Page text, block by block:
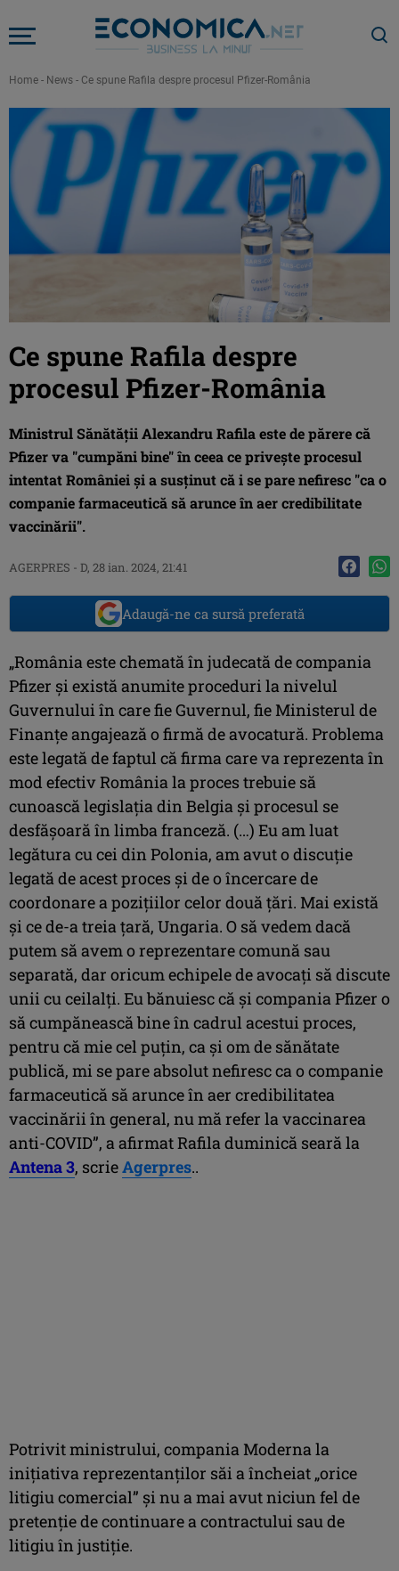
Home - News - Ce spune Rafila despre procesul Pfizer-România
Ce spune Rafila despre
procesul Pfizer-România
Ministrul Sănătăţii Alexandru Rafila este de părere că
Pfizer va "cumpăni bine" în ceea ce priveşte procesul
intentat României şi a susţinut că i se pare nefiresc "ca o
companie farmaceutică să arunce în aer credibilitate
vaccinării".
AGERPRES - D, 28 ian. 2024, 21:41
Adaugă-ne ca sursă preferată
„România este chemată în judecată de compania
Pfizer şi există anumite proceduri la nivelul
Guvernului în care fie Guvernul, fie Ministerul de
Finanţe angajează o firmă de avocatură. Problema
este legată de faptul că firma care va reprezenta în
mod efectiv România la proces trebuie să
cunoască legislaţia din Belgia şi procesul se
desfăşoară în limba franceză. (…) Eu am luat
legătura cu cei din Polonia, am avut o discuţie
legată de acest proces şi de o încercare de
coordonare a poziţiilor celor două ţări. Mai există
şi ce de-a treia ţară, Ungaria. O să vedem dacă
putem să avem o reprezentare comună sau
separată, dar oricum echipele de avocaţi să discute
unii cu ceilalţi. Eu bănuiesc că şi compania Pfizer o
să cumpănească bine în cadrul acestui proces,
pentru că mie cel puţin, ca şi om de sănătate
publică, mi se pare absolut nefiresc ca o companie
farmaceutică să arunce în aer credibilitatea
vaccinării în general, nu mă refer la vaccinarea
anti-COVID”, a afirmat Rafila duminică seară la
Antena 3, scrieAgerpres..
Potrivit ministrului, compania Moderna la
iniţiativa reprezentanţilor săi a încheiat „orice
litigiu comercial” şi nu a mai avut niciun fel de
pretenţie de continuare a contractului sau de
litigiu în justiţie.